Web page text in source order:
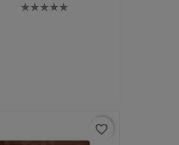
favorite_border